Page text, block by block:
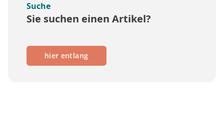
Suche
Sie suchen einen Artikel?
hier entlang